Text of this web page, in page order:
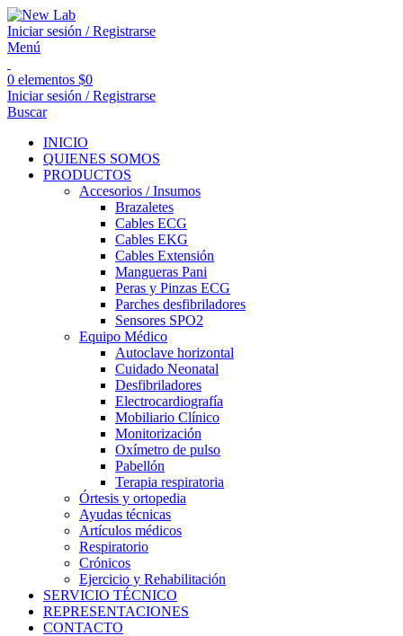
Iniciar sesión / Registrarse
Menú
0 elementos $0
Iniciar sesión / Registrarse
Buscar
INICIO
QUIENES SOMOS
PRODUCTOS
Accesorios / Insumos
Brazaletes
Cables ECG
Cables EKG
Cables Extensión
Mangueras Pani
Peras y Pinzas ECG
Parches desfibriladores
Sensores SPO2
Equipo Médico
Autoclave horizontal
Cuidado Neonatal
Desfibriladores
Electrocardiografía
Mobiliario Clínico
Monitorización
Oxímetro de pulso
Pabellón
Terapia respiratoria
Órtesis y ortopedia
Ayudas técnicas
Artículos médicos
Respiratorio
Crónicos
Ejercicio y Rehabilitación
SERVICIO TÉCNICO
REPRESENTACIONES
CONTACTO